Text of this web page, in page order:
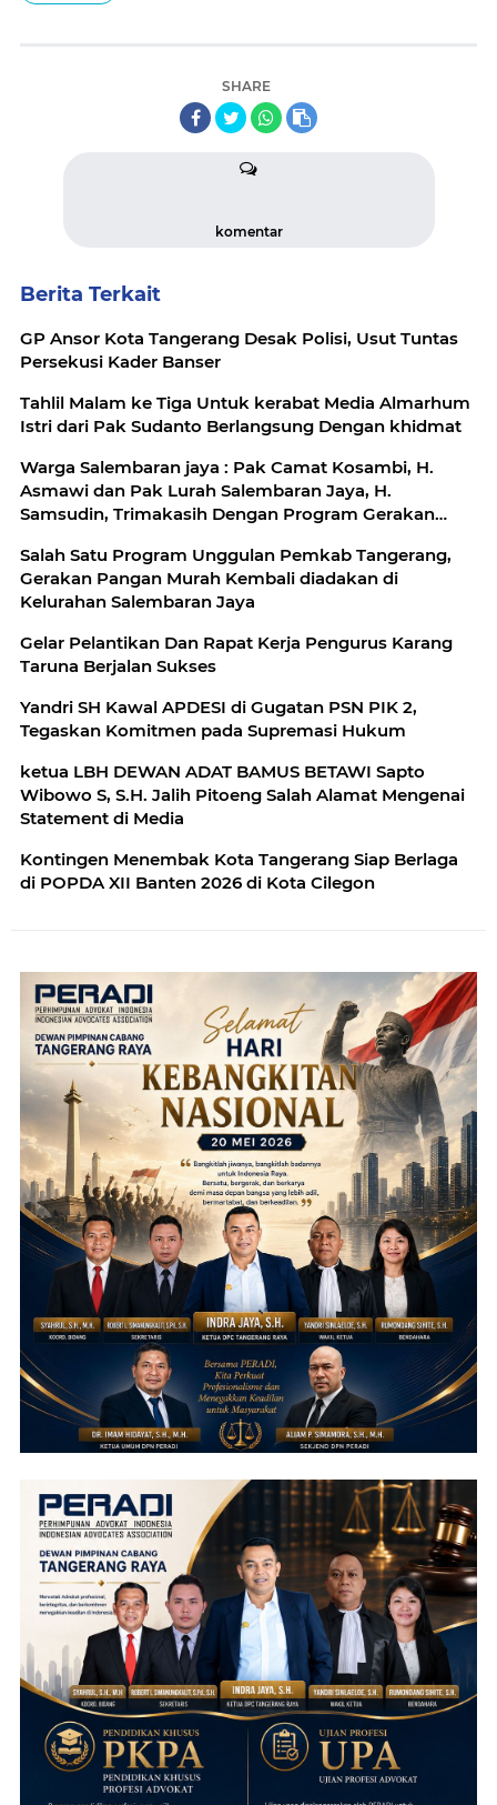
SHARE
komentar
Berita Terkait
GP Ansor Kota Tangerang Desak Polisi, Usut Tuntas
Persekusi Kader Banser
Tahlil Malam ke Tiga Untuk kerabat Media Almarhum
Istri dari Pak Sudanto Berlangsung Dengan khidmat
Warga Salembaran jaya : Pak Camat Kosambi, H.
Asmawi dan Pak Lurah Salembaran Jaya, H.
Samsudin, Trimakasih Dengan Program Gerakan
Terbantukan
Salah Satu Program Unggulan Pemkab Tangerang,
Gerakan Pangan Murah Kembali diadakan di
Kelurahan Salembaran Jaya
Gelar Pelantikan Dan Rapat Kerja Pengurus Karang
Taruna Berjalan Sukses
Yandri SH Kawal APDESI di Gugatan PSN PIK 2,
Tegaskan Komitmen pada Supremasi Hukum
ketua LBH DEWAN ADAT BAMUS BETAWI Sapto
Wibowo S, S.H. Jalih Pitoeng Salah Alamat Mengenai
Statement di Media
Kontingen Menembak Kota Tangerang Siap Berlaga
di POPDA XII Banten 2026 di Kota Cilegon